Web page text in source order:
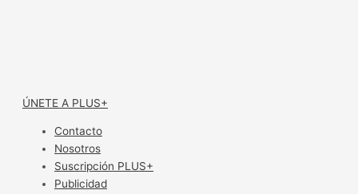
ÚNETE A PLUS+
Contacto
Nosotros
Suscripción PLUS+
Publicidad